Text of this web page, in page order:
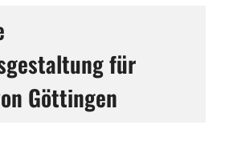
für
Göttingen